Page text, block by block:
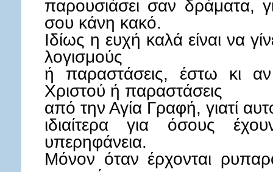
παρουσιάσει σαν δράματα,
σου κάνη κακό.
Ιδίως η ευχή καλά είναι να
λογισμούς
ή παραστάσεις, έστω κι αν
Χριστού ή παραστάσεις
από την Αγία Γραφή, γιατί
ιδιαίτερα για όσους
υπερηφάνεια.
Μόνον όταν έρχονται